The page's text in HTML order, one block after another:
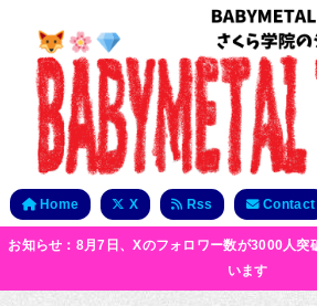
Home X Rss Contact
お知らせ：8月7日、Xのフォロワー数が3000人突
います